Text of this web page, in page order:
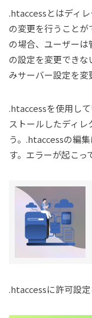
.htaccessとはディ
の変更を行うこと
の場合、ユーザー
の設定を変更でき
みサーバー設定を変
.htaccessを使用し
ストールしたディレ
う。.htaccessの編
す。エラーが起こっ
.htaccessに許可設